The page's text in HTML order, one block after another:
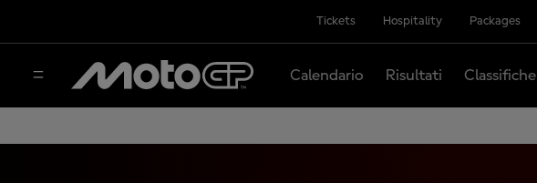
Tickets Hospitality Packages
Calendario Risultati Classifiche